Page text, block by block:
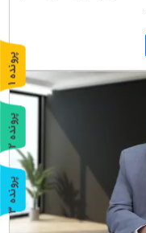
پ
ر
و
ن
د
ه
1
پ
ر
و
ن
د
ه
2
پ
ر
و
ن
د
ه
3